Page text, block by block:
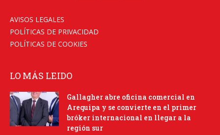
AVISOS LEGALES
POLÍTICAS DE PRIVACIDAD
POLÍTICAS DE COOKIES
LO MÁS LEIDO
Gallagher abre oficina comercial en
Arequipa y se convierte en el primer
bróker internacional en llegar a la
región sur